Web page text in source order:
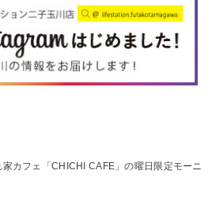
カフェ「CHICHI CAFE」の曜日限定モーニ